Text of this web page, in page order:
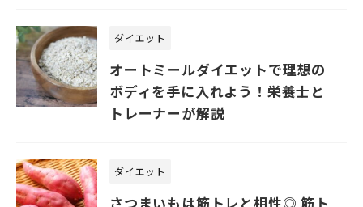
ダイエット
オートミールダイエットで理想の
ボディを手に入れよう！栄養士と
トレーナーが解説
ダイエット
さつまいもは筋トレと相性◎ 筋ト